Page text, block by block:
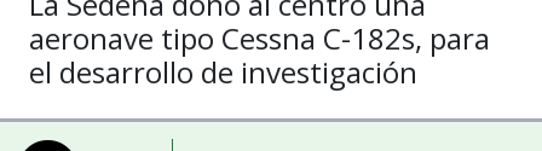
aeronave tipo Cessna C-182s, para
el desarrollo de investigación